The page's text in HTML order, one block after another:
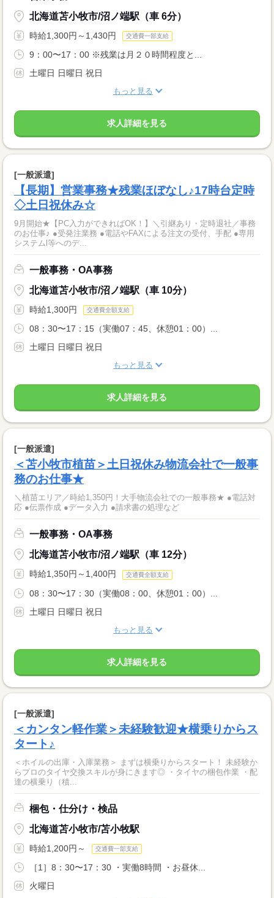
北海道苫小牧市/沼ノ端駅（車 6分）
時給1,300円～1,430円 交通費一部支給
9：00〜17：00 ※残業は月２０時間程度と...
土曜日 日曜日 祝日
もっと見る
求人詳細を見る
[一般派遣]
【長期】営業事務★残業ほぼなし♪17時台定時
◇土日祝休み☆
9月開始★【PC入力ができればOK！】＼引継あり・定時退社／事務
のお仕事♪ ●受発注業務 ●電話やFAXによる注文の受付、手配 ●専用
システムl等へのデ...
一般事務・OA事務
北海道苫小牧市/沼ノ端駅（車 10分）
時給1,300円 交通費全額支給
08：30〜17：15（実働07：45、休憩01：00）...
土曜日 日曜日 祝日
もっと見る
求人詳細を見る
[一般派遣]
＜苫小牧市植苗＞土日祝休み物流会社で一般事
務のお仕事★
＼植苗エリア／時給1,350円！大手物流会社での一般事務★ ●電話対
応 ●伝票作成 ●データ入力 ●請求書の処理など
一般事務・OA事務
北海道苫小牧市/沼ノ端駅（車 12分）
時給1,350円～1,400円 交通費全額支給
08：30〜17：30（実働08：00、休憩01：00）...
土曜日 日曜日 祝日
もっと見る
求人詳細を見る
[一般派遣]
＜カンタン軽作業＞未経験歓迎★横乗りからス
タート♪
＜ホイルの出庫・入庫業務＞ まずは横乗りからスタート！ 未経験か
らプロのタイヤ交換スキルが身にきます◎ ・タイヤの梱包作業 ・配
達の横乗り（積...
梱包・仕分け・検品
北海道苫小牧市/苫小牧駅
時給1,200円～ 交通費一部支給
［1］8：30〜17：30 ・実働8時間 ・お昼休...
火曜日